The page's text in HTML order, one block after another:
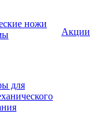
ножи
для
Акции